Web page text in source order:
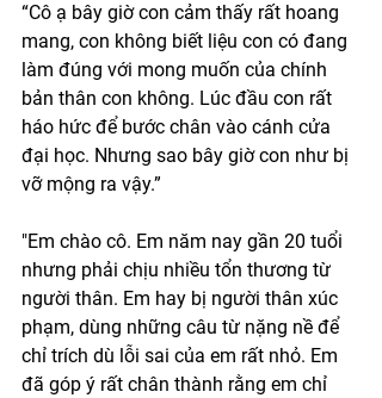
“Cô ạ bây giờ con cảm thấy rất hoang
mang, con không biết liệu con có đang
làm đúng với mong muốn của chính
bản thân con không. Lúc đầu con rất
háo hức để bước chân vào cánh cửa
đại học. Nhưng sao bây giờ con như bị
vỡ mộng ra vậy.”
"Em chào cô. Em năm nay gần 20 tuổi
nhưng phải chịu nhiều tổn thương từ
người thân. Em hay bị người thân xúc
phạm, dùng những câu từ nặng nề để
chỉ trích dù lỗi sai của em rất nhỏ. Em
đã góp ý rất chân thành rằng em chỉ